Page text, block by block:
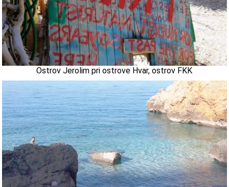
Ostrov Jerolim pri ostrove Hvar, ostrov FKK